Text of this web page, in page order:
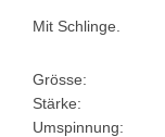
Mit Schlinge.
Grösse:
Stärke:
Umspinnung: